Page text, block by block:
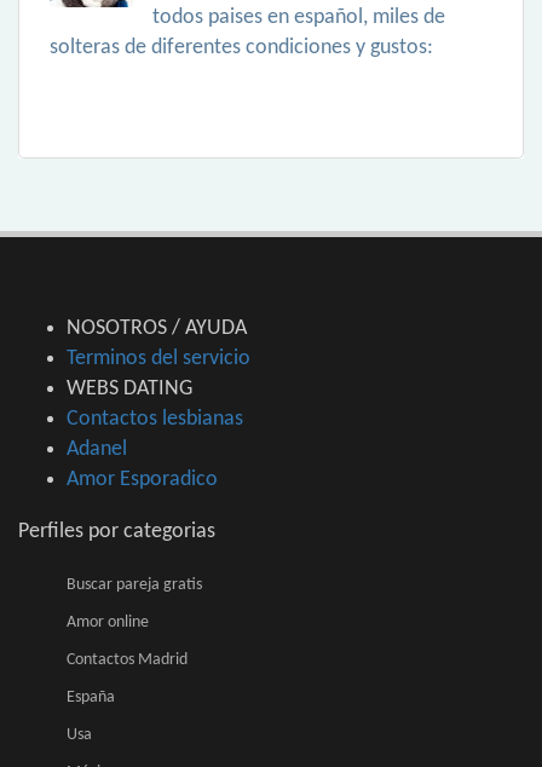
todos paises en español, miles de
solteras de diferentes condiciones y gustos:
NOSOTROS / AYUDA
Terminos del servicio
WEBS DATING
Contactos lesbianas
Adanel
Amor Esporadico
Perfiles por categorias
Buscar pareja gratis
Amor online
Contactos Madrid
España
Usa